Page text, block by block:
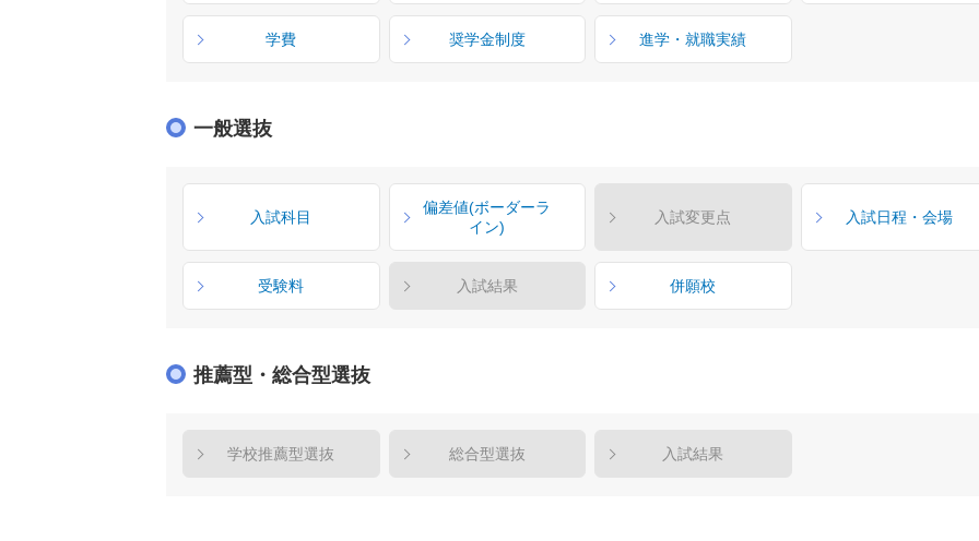
学費 奨学金制度 進学・就職実績
一般選抜
入試科目
偏差値(ボーダーラ
イン)
入試変更点 入試日程・会場
受験料 入試結果 併願校
推薦型・総合型選抜
学校推薦型選抜 総合型選抜 入試結果